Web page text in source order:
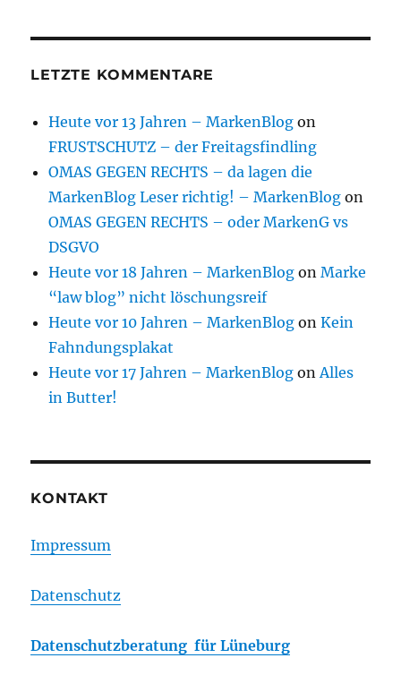
LETZTE KOMMENTARE
Heute vor 13 Jahren – MarkenBlog on
FRUSTSCHUTZ – der Freitagsfindling
OMAS GEGEN RECHTS – da lagen die
MarkenBlog Leser richtig! – MarkenBlog on
OMAS GEGEN RECHTS – oder MarkenG vs
DSGVO
Heute vor 18 Jahren – MarkenBlog onMarke
“law blog” nicht löschungsreif
Heute vor 10 Jahren – MarkenBlog onKein
Fahndungsplakat
Heute vor 17 Jahren – MarkenBlog onAlles
in Butter!
KONTAKT
Impressum
Datenschutz
Datenschutzberatung für Lüneburg